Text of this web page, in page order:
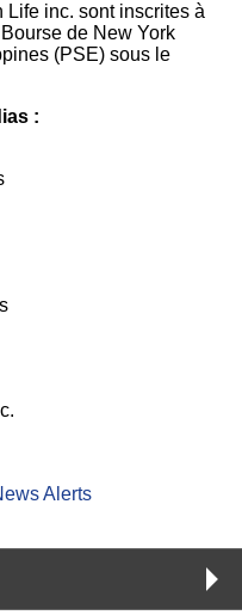
Life inc. sont inscrites à
de New York
(PSE) sous le
:
Alerts